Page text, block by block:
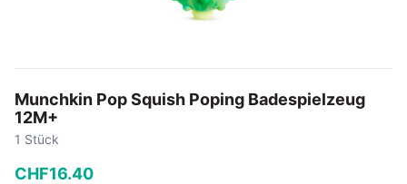
Munchkin Pop Squish Poping Badespielzeug
12M+
1 Stück
CHF16.40